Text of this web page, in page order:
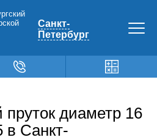
Санкт-
Петербург
диаметр 16
в Санкт-